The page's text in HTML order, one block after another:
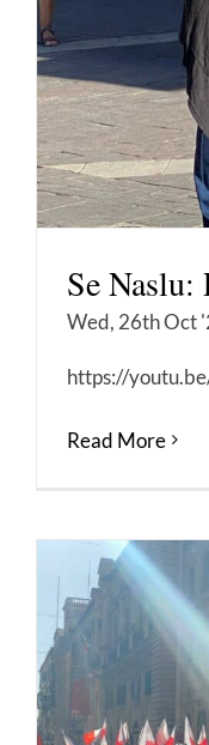
Se
Wed, 26th Oct
https://
Read More